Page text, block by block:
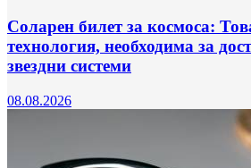
Соларен билет за космоса:
технология, необходима за
звездни системи
08.08.2026